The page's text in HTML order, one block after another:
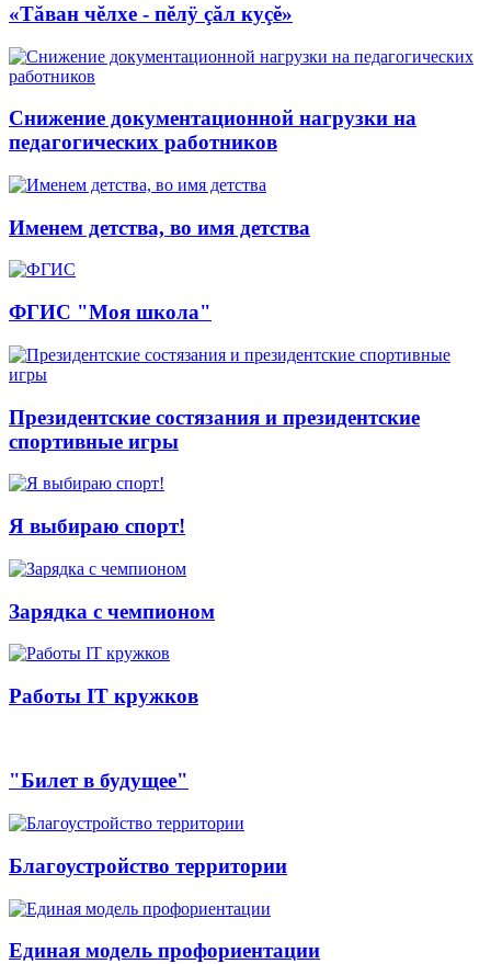
«Тăван чĕлхе - пĕлÿ çăл куçĕ»
Снижение документационной нагрузки на
педагогических работников
Именем детства, во имя детства
ФГИС "Моя школа"
Президентские состязания и президентские
спортивные игры
Я выбираю спорт!
Зарядка с чемпионом
Работы IT кружков
"Билет в будущее"
Благоустройство территории
Единая модель профориентации